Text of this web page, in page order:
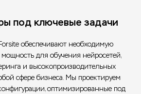
под ключевые задачи
обеспечивают необходимую
для обучения нейросетей,
и высокопроизводительных
сфере бизнеса. Мы проектируем
оптимизированные под